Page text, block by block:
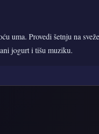
uma. Provedi šetnju na
jogurt i tišu muziku.